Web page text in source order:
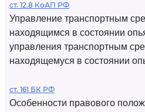
ст. 12.8 КоАП РФ
Управление транспортным
находящимся в состоянии
управления транспортным
находящемуся в состоянии
ст. 161 БК РФ
Особенности правового